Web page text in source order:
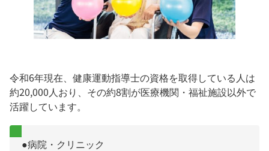
令和6年現在、健康運動指導士の資格を取得している人は
約20,000人おり、その約8割が医療機関・福祉施設以外で
活躍しています。
●病院・クリニック